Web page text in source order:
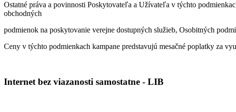
Ostatné práva a povinnosti Poskytovateľa a Užívateľa v týchto
obchodných
podmienok na poskytovanie verejne dostupných služieb, Osobitných
Ceny v týchto podmienkach kampane predstavujú mesačné poplatky za
Internet bez viazanosti samostatne - LIB